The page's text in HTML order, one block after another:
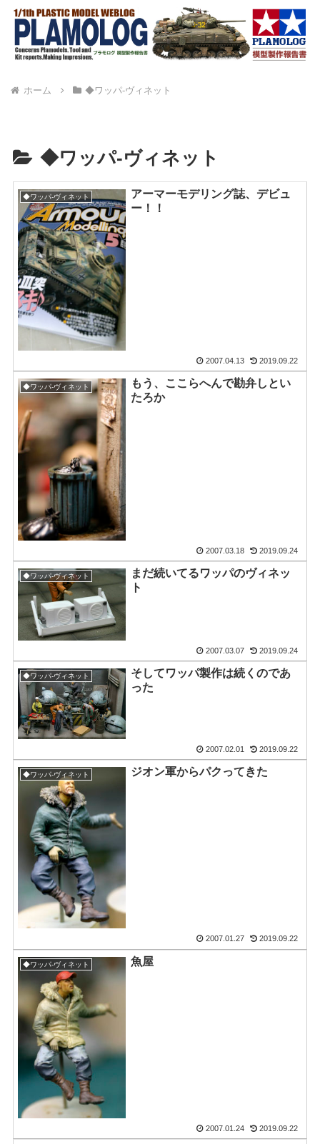
ホーム ◆ワッパ-ヴィネット
◆ワッパ-ヴィネット
◆ワッパ-ヴィネット
アーマーモデリング誌、デビュ
ー！！
2007.04.13 2019.09.22
◆ワッパ-ヴィネット
もう、ここらへんで勘弁しとい
たろか
2007.03.18 2019.09.24
◆ワッパ-ヴィネット
まだ続いてるワッパのヴィネッ
ト
2007.03.07 2019.09.24
◆ワッパ-ヴィネット
そしてワッパ製作は続くのであ
った
2007.02.01 2019.09.22
◆ワッパ-ヴィネット ジオン軍からパクってきた
2007.01.27 2019.09.22
◆ワッパ-ヴィネット 魚屋
2007.01.24 2019.09.22